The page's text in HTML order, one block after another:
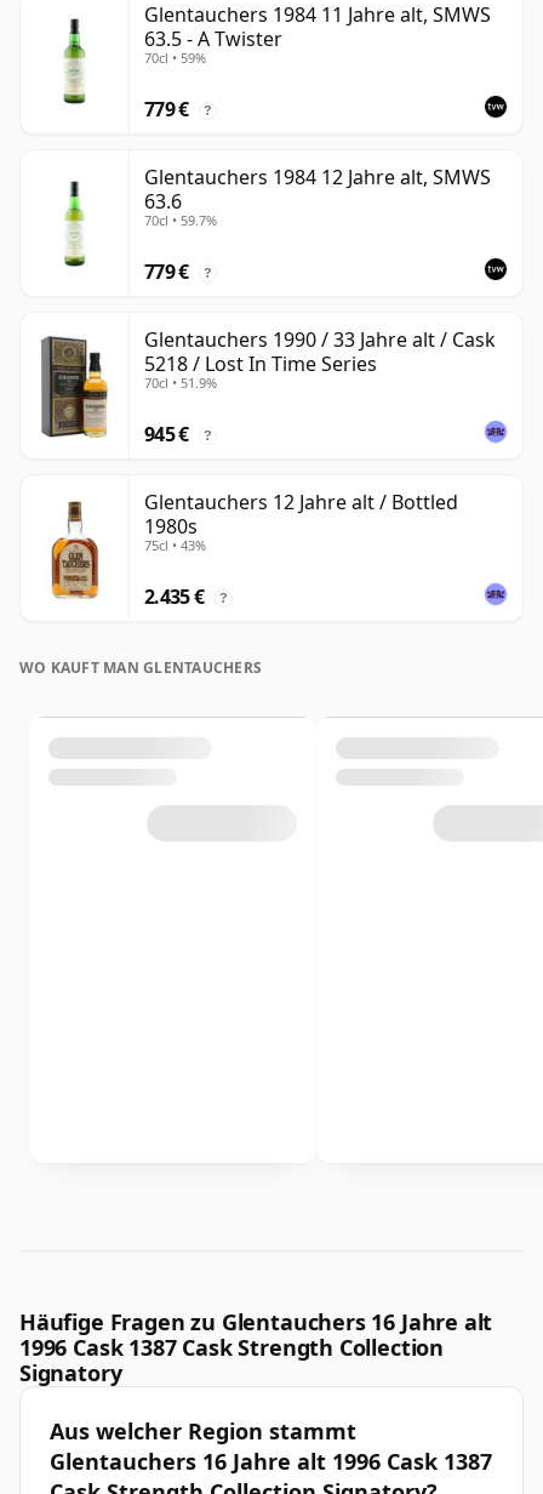
Glentauchers 1984 11 Jahre alt, SMWS
63.5 - A Twister
70cl • 59%
779 € ?
Glentauchers 1984 12 Jahre alt, SMWS
63.6
70cl • 59.7%
779 € ?
Glentauchers 1990 / 33 Jahre alt / Cask
5218 / Lost In Time Series
70cl • 51.9%
945 € ?
Glentauchers 12 Jahre alt / Bottled
1980s
75cl • 43%
2.435 € ?
WO KAUFT MAN GLENTAUCHERS
Häufige Fragen zu Glentauchers 16 Jahre alt
1996 Cask 1387 Cask Strength Collection
Signatory
Aus welcher Region stammt
Glentauchers 16 Jahre alt 1996 Cask 1387